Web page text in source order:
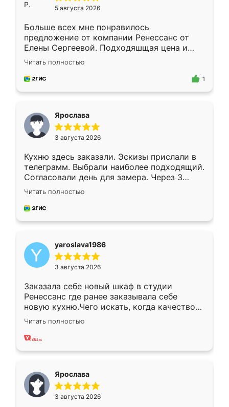
5 августа 2026
Больше всех мне понравилось
предложение от компании Ренессанс от
Елены Сергеевой. Подходяшщая цена и
короткие сроки изготовления. Приехавший
для замера сотрудник Владислав
предложил по моему эскизу самый
Читать полностью
1
Ярослава
3 августа 2026
Кухню здесь заказали. Эскизы прислали в
телеграмм. Выбрали наиболее подходящий.
Согласовали день для замера. Через 3
недели кухня была уже готова. Остались
довольны работой. Спасибо Ренессанс
мебель за качественную работу!
Читать полностью
yaroslava1986
3 августа 2026
Заказала себе новый шкаф в студии
Ренессанс где ранее заказывала себе
новую кухню.Чего искать, когда качеством
вполне довольна. Служит кухня уже почти
два года, нареканий нет.
Читать полностью
Ярослава
3 августа 2026